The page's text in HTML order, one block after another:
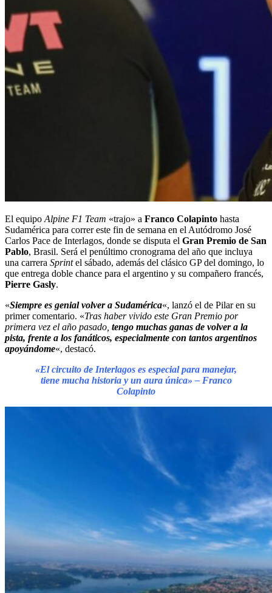
El equipo Alpine F1 Team «trajo» a Franco Colapinto hasta
Sudamérica para correr este fin de semana en el Autódromo José
Carlos Pace de Interlagos, donde se disputa el Gran Premio de San
Pablo, Brasil. Será el penúltimo cronograma del año que incluya
una carrera Sprintel sábado, además del clásico GP del domingo, lo
que entrega doble chance para el argentino y su compañero francés,
Pierre Gasly.
«Siempre es genial volver a Sudamérica«, lanzó el de Pilar en su
primer comentario. «Tras haber vivido este Gran Premio por
primera vez el año pasado, tengo muchas ganas de volver a la
pista, frente a los fanáticos, especialmente con tantos argentinos
apoyándome«, destacó.
«El circuito de Interlagos es especial para manejar,
tiene mucha historia y un aura única» – Franco
Colapinto